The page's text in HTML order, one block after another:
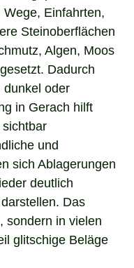
Einfahrten,
Steinoberflächen
Algen, Moos
Dadurch
dunkel oder
in Gerach hilft
und
sich Ablagerungen
deutlich
Das
sondern in vielen
glitschige Beläge